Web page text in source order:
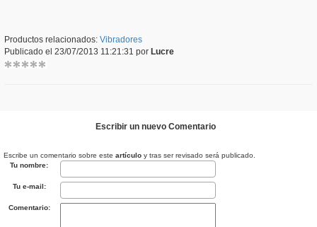
Productos relacionados: Vibradores
Publicado el 23/07/2013 11:21:31 por Lucre
Escribir un nuevo Comentario
Escribe un comentario sobre este artículo y tras ser revisado será publicado.
Tu nombre:
Tu e-mail:
Comentario: